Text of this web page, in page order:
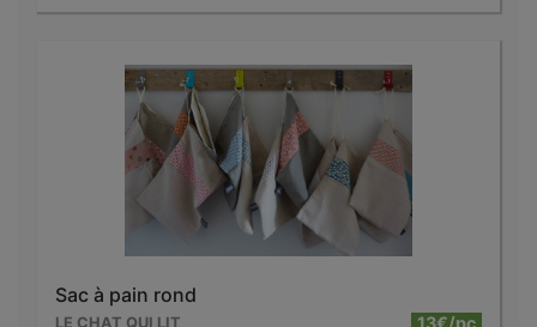
Sac à pain rond
LE CHAT QUI LIT